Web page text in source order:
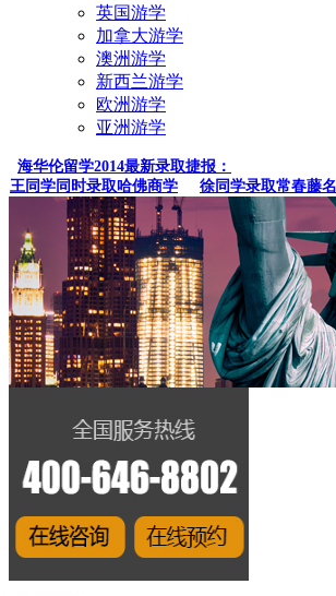
英国游学
加拿大游学
澳洲游学
新西兰游学
欧洲游学
亚洲游学
海华伦留学2014最新录取捷报：
学同时录取哈佛商学
徐同学录取常春藤名校-